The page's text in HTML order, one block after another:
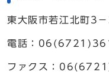
東大阪市若江北町3
電話：
ファクス：